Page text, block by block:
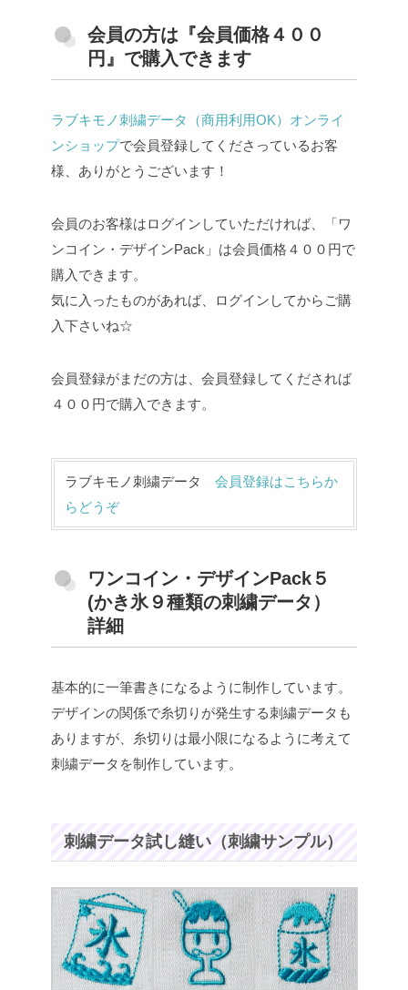
会員の方は『会員価格４００
円』で購入できます
ラブキモノ刺繍データ（商用利用OK）オンライ
ンショップで会員登録してくださっているお客
様、ありがとうございます！
会員のお客様はログインしていただければ、「ワ
ンコイン・デザインPack」は会員価格４００円で
購入できます。
気に入ったものがあれば、ログインしてからご購
入下さいね☆
会員登録がまだの方は、会員登録してくだされば
４００円で購入できます。
ラブキモノ刺繍データ会員登録はこちらか
らどうぞ
ワンコイン・デザインPack５
(かき氷９種類の刺繍データ）
詳細
基本的に一筆書きになるように制作しています。
デザインの関係で糸切りが発生する刺繍データも
ありますが、糸切りは最小限になるように考えて
刺繍データを制作しています。
刺繍データ試し縫い（刺繍サンプル）